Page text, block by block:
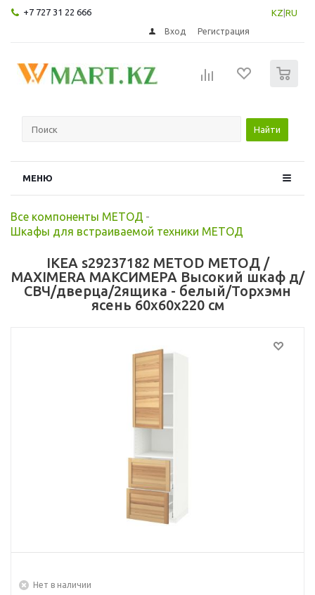
+7 727 31 22 666 KZ RU
Вход Регистрация
Найти
МЕНЮ
Все компоненты МЕТОД -
Шкафы для встраиваемой техники МЕТОД
IKEA s29237182 METOD МЕТОД /
MAXIMERA МАКСИМЕРА Высокий шкаф д/
СВЧ/дверца/2ящика - белый/Торхэмн
ясень 60x60x220 см
Нет в наличии